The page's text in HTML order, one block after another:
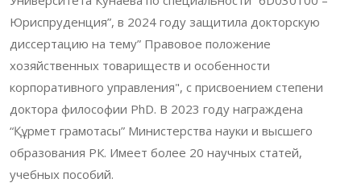
Юриспруденция”, в 2024 году защитила докторскую
диссертацию на тему” Правовое положение
хозяйственных товариществ и особенности
корпоративного управления", с присвоением степени
доктора философии PhD. В 2023 году награждена
“Құрмет грамотасы” Министерства науки и высшего
образования РК. Имеет более 20 научных статей,
учебных пособий.